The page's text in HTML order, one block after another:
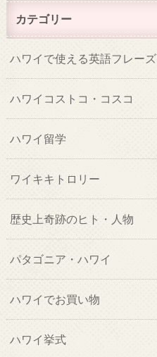
カテゴリー
ハワイで使える英語フレーズ
ハワイコストコ・コスコ
ハワイ留学
ワイキキトロリー
歴史上奇跡のヒト・人物
パタゴニア・ハワイ
ハワイでお買い物
ハワイ挙式